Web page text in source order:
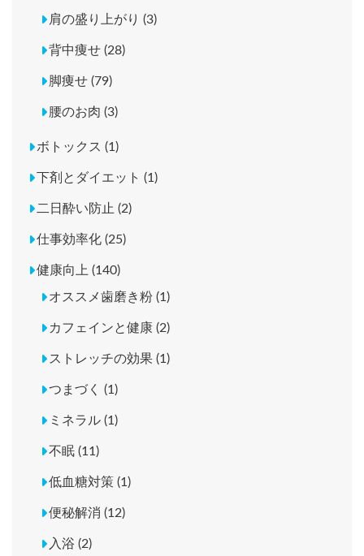
肩の盛り上がり (3)
背中痩せ (28)
脚痩せ (79)
腰のお肉 (3)
ボトックス (1)
下剤とダイエット (1)
二日酔い防止 (2)
仕事効率化 (25)
健康向上 (140)
オススメ歯磨き粉 (1)
カフェインと健康 (2)
ストレッチの効果 (1)
つまづく (1)
ミネラル (1)
不眠 (11)
低血糖対策 (1)
便秘解消 (12)
入浴 (2)